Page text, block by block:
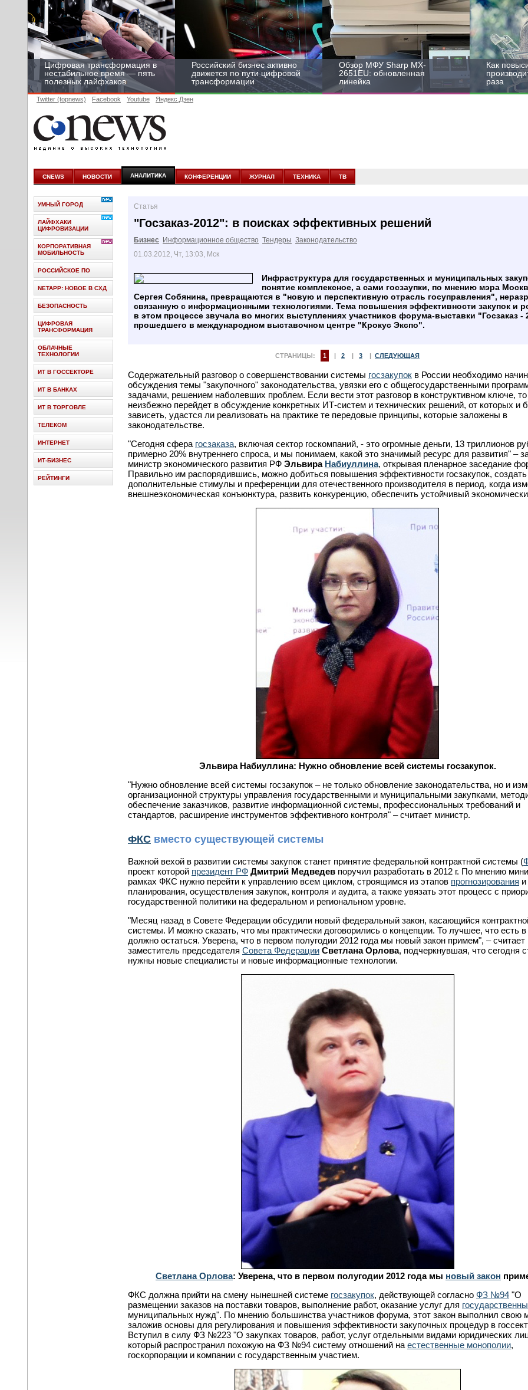
Цифровая трансформация в
нестабильное время — пять
полезных лайфхаков
Российский бизнес активно
движется по пути цифровой
трансформации
Обзор МФУ Sharp MX-
2651EU: обновленная
линейка
Как
раза
Twitter (topnews) Facebook Youtube Яндекс.Дзен
CNEWS НОВОСТИ АНАЛИТИКА КОНФЕРЕНЦИИ ЖУРНАЛ ТЕХНИКА ТВ
Статья
"Госзаказ-2012": в поисках эффективных решений
Бизнес Информационное общество Тендеры Законодательство
01.03.2012, Чт, 13:03, Мск
Инфраструктура для государственных и муниципальных
понятие комплексное, а сами госзаупки, по мнению мэра
Сергея Собянина, превращаются в "новую и перспективную отрасль госуправления",
связанную с информационными технологиями. Тема повышения эффективности закупок и
в этом процессе звучала во многих выступлениях участников форума-выставки "Госзаказ -
прошедшего в международном выставочном центре "Крокус Экспо".
СТРАНИЦЫ: 1 | 2 | 3 | СЛЕДУЮЩАЯ
Содержательный разговор о совершенствовании системы госзакупок в России необходимо
обсуждения темы "закупочного" законодательства, увязки его с общегосударственными
задачами, решением наболевших проблем. Если вести этот разговор в конструктивном ключе,
неизбежно перейдет в обсуждение конкретных ИТ-систем и технических решений, от которых и
зависеть, удастся ли реализовать на практике те передовые принципы, которые заложены в
законодательстве.
"Сегодня сфера госзаказа, включая сектор госкомпаний, - это огромные деньги, 13 триллионов
примерно 20% внутреннего спроса, и мы понимаем, какой это значимый ресурс для развития" –
министр экономического развития РФ Эльвира Набиуллина, открывая пленарное заседание
Правильно им распорядившись, можно добиться повышения эффективности госзакупок, создать
дополнительные стимулы и преференции для отечественного производителя в период, когда
внешнеэкономическая конъюнктура, развить конкуренцию, обеспечить устойчивый
Эльвира Набиуллина: Нужно обновление всей системы госзакупок.
"Нужно обновление всей системы госзакупок – не только обновление законодательства, но и
организационной структуры управления государственными и муниципальными закупками,
обеспечение заказчиков, развитие информационной системы, профессиональных требований и
стандартов, расширение инструментов эффективного контроля" – считает министр.
ФКС вместо существующей системы
Важной вехой в развитии системы закупок станет принятие федеральной контрактной системы (
проект которой президент РФ Дмитрий Медведев поручил разработать в 2012 г. По мнению
рамках ФКС нужно перейти к управлению всем циклом, строящимся из этапов прогнозирования и
планирования, осуществления закупок, контроля и аудита, а также увязать этот процесс с
государственной политики на федеральном и региональном уровне.
"Месяц назад в Совете Федерации обсудили новый федеральный закон, касающийся
системы. И можно сказать, что мы практически договорились о концепции. То лучшее, что есть
должно остаться. Уверена, что в первом полугодии 2012 года мы новый закон примем", – считает
заместитель председателя Совета Федерации Светлана Орлова, подчеркнувшая, что сегодня
нужны новые специалисты и новые информационные технологии.
Светлана Орлова: Уверена, что в первом полугодии 2012 года мы новый закон
ФКС должна прийти на смену нынешней системе госзакупок, действующей согласно ФЗ №94 "О
размещении заказов на поставки товаров, выполнение работ, оказание услуг для
муниципальных нужд". По мнению большинства участников форума, этот закон выполнил свою
заложив основы для регулирования и повышения эффективности закупочных процедур в
Вступил в силу ФЗ №223 "О закупках товаров, работ, услуг отдельными видами юридических
который распространил похожую на ФЗ №94 систему отношений на естественные монополии,
госкорпорации и компании с государственным участием.
УМНЫЙ ГОРОД
ЛАЙФХАКИ
ЦИФРОВИЗАЦИИ
КОРПОРАТИВНАЯ
МОБИЛЬНОСТЬ
РОССИЙСКОЕ ПО
NETAPP: НОВОЕ В СХД
БЕЗОПАСНОСТЬ
ЦИФРОВАЯ
ТРАНСФОРМАЦИЯ
ОБЛАЧНЫЕ
ТЕХНОЛОГИИ
ИТ В ГОССЕКТОРЕ
ИТ В БАНКАХ
ИТ В ТОРГОВЛЕ
ТЕЛЕКОМ
ИНТЕРНЕТ
ИТ-БИЗНЕС
РЕЙТИНГИ